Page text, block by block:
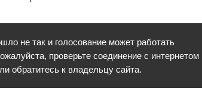
не так и голосование может работать
проверьте соединение с интернетом
обратитесь к владельцу сайта.